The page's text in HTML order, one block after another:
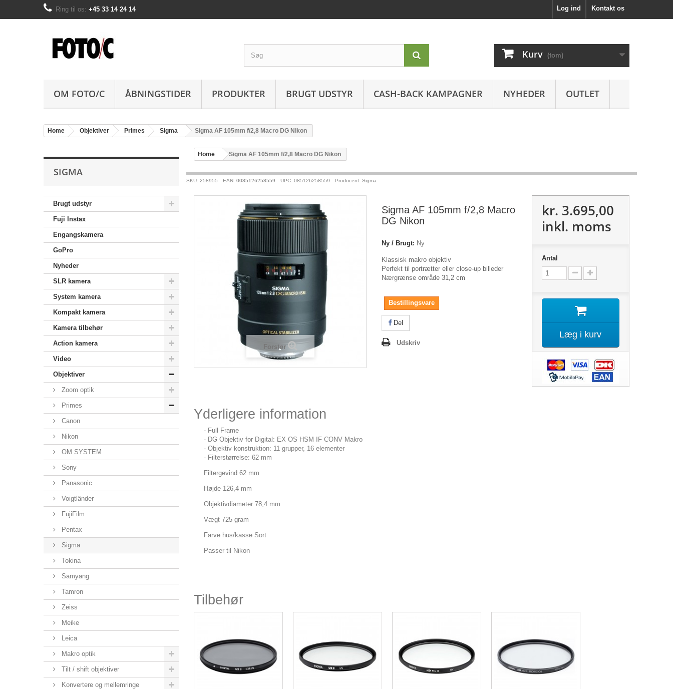
Kontakt os
Ring til os: +45 33 14 24 14 Log ind
Kurv (tom)
OM FOTO/C ÅBNINGSTIDER PRODUKTER BRUGT UDSTYR CASH-BACK KAMPAGNER NYHEDER OUTLET
Home Objektiver Primes Sigma Sigma AF 105mm f/2,8 Macro DG Nikon
SIGMA
Brugt udstyr
Fuji Instax
Engangskamera
GoPro
Nyheder
SLR kamera
System kamera
Kompakt kamera
Kamera tilbehør
Action kamera
Video
Objektiver
Zoom optik
Primes
Canon
Nikon
OM SYSTEM
Sony
Panasonic
Voigtländer
FujiFilm
Pentax
Sigma
Tokina
Samyang
Tamron
Zeiss
Meike
Leica
Makro optik
Tilt / shift objektiver
Konvertere og mellemringe
Home >Sigma AF 105mm f/2,8 Macro DG Nikon
SKU: 258955 EAN: 0085126258559 UPC: 085126258559 Producent: Sigma
Forstør
Sigma AF 105mm f/2,8 Macro
DG Nikon
Ny / Brugt: Ny
Klassisk makro objektiv
Perfekt til portrætter eller close-up billeder
Nærgrænse område 31,2 cm
Bestillingsvare
Del
Udskriv
kr. 3.695,00
inkl. moms
Antal
Læg i kurv
Yderligere information
- Full Frame
- DG Objektiv for Digital: EX OS HSM IF CONV Makro
- Objektiv konstruktion: 11 grupper, 16 elementer
- Filterstørrelse: 62 mm
Filtergevind 62 mm
Højde 126,4 mm
Objektivdiameter 78,4 mm
Vægt 725 gram
Farve hus/kasse Sort
Passer til Nikon
Tilbehør